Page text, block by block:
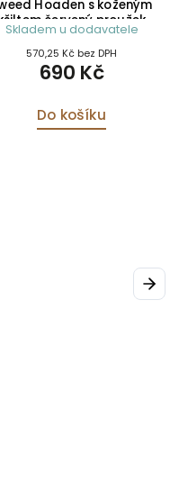
Hoaden s koženým
červený proužek
Skladem u dodavatele
570,25 Kč bez DPH
690 Kč
Do košíku
Next